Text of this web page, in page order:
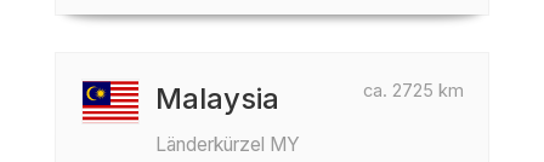
ca. 2725 km
Malaysia
Länderkürzel MY